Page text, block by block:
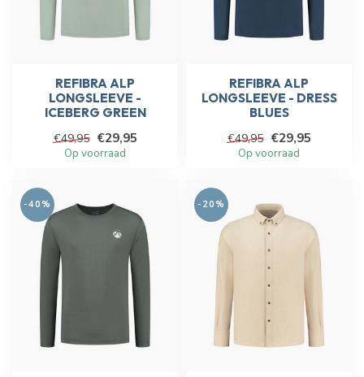
REFIBRA ALP
LONGSLEEVE -
ICEBERG GREEN
€49,95 €29,95
Op voorraad
REFIBRA ALP
LONGSLEEVE - DRESS
BLUES
€49,95 €29,95
Op voorraad
-40% -20%